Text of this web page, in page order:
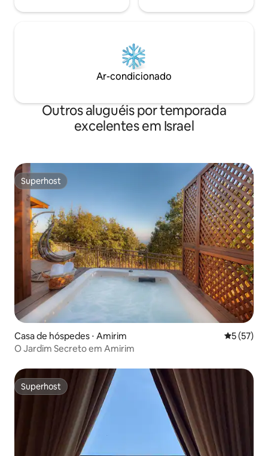
Ar-condicionado
Outros aluguéis por temporada
excelentes em Israel
Superhost
Superhost
Casa de hóspedes ⋅ Amirim 5 de uma
5 (57)
O Jardim Secreto em Amirim
Superhost
Superhost